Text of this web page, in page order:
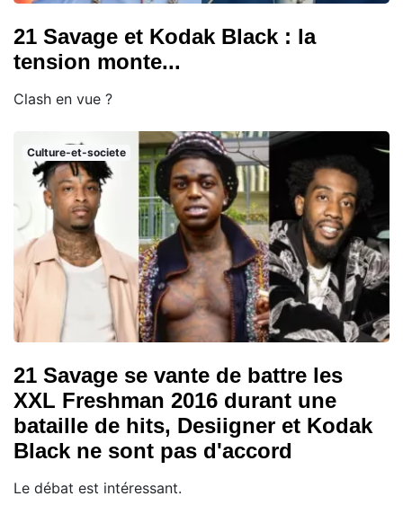
21 Savage et Kodak Black : la
tension monte...
Clash en vue ?
Culture-et-societe
21 Savage se vante de battre les
XXL Freshman 2016 durant une
bataille de hits, Desiigner et Kodak
Black ne sont pas d'accord
Le débat est intéressant.